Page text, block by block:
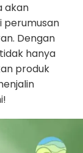
akan
perumusan
Dengan
hanya
produk